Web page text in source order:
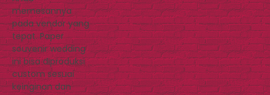
memesannya
pada vendor yang
tepat. Paper
souvenir wedding
ini bisa diproduksi
custom sesuai
keinginan dan